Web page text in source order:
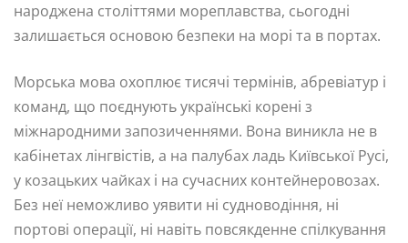
народжена століттями мореплавства, сьогодні
залишається основою безпеки на морі та в портах.
Морська мова охоплює тисячі термінів, абревіатур і
команд, що поєднують українські корені з
міжнародними запозиченнями. Вона виникла не в
кабінетах лінгвістів, а на палубах ладь Київської Русі,
у козацьких чайках і на сучасних контейнеровозах.
Без неї неможливо уявити ні судноводіння, ні
портові операції, ні навіть повсякденне спілкування